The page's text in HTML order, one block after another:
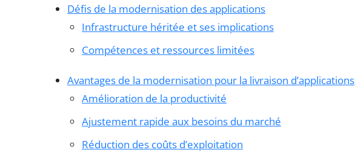
Défis de la modernisation des applications
Infrastructure héritée et ses implications
Compétences et ressources limitées
Avantages de la modernisation pour la livraison d’applications
Amélioration de la productivité
Ajustement rapide aux besoins du marché
Réduction des coûts d’exploitation